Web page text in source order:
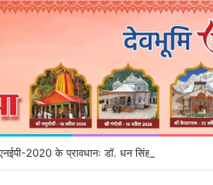
2020 के प्रावधानः डाॅ. धन सिंह रावत